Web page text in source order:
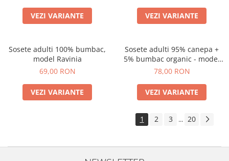
VEZI VARIANTE VEZI VARIANTE
Sosete adulti 100% bumbac,
model Ravinia
69,00 RON
VEZI VARIANTE
Sosete adulti 95% canepa +
5% bumbac organic - model
Paola (diverse marimi)
78,00 RON
VEZI VARIANTE
1 2 3 ... 20